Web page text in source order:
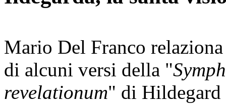
Mario Del Franco
di alcuni versi della "
revelationum" di